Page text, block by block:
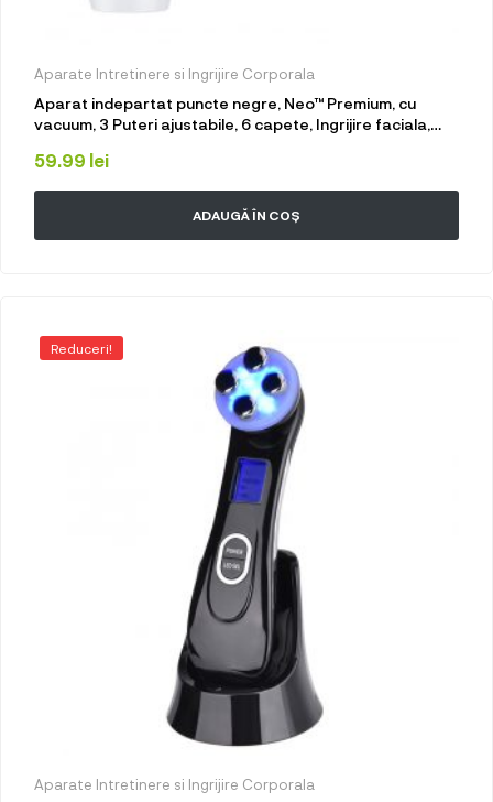
Aparate Intretinere si Ingrijire Corporala
Aparat indepartat puncte negre, Neo™ Premium, cu
vacuum, 3 Puteri ajustabile, 6 capete, Ingrijire faciala,
59.99 lei
ADAUGĂ ÎN COȘ
Reduceri!
Aparate Intretinere si Ingrijire Corporala